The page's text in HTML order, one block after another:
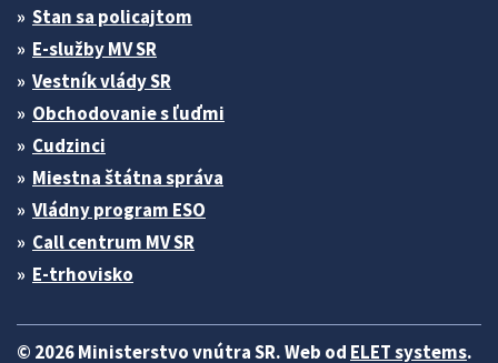
Stan sa policajtom
E-služby MV SR
Vestník vlády SR
Obchodovanie s ľuďmi
Cudzinci
Miestna štátna správa
Vládny program ESO
Call centrum MV SR
E-trhovisko
© 2026 Ministerstvo vnútra SR. Web od ELET systems.